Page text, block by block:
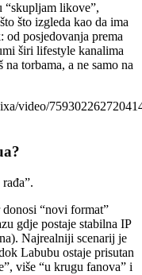
“skupljam likove”,
što izgleda kao da ima
od posjedovanja prema
širi lifestyle kanalima
torbama, a ne samo na
video/
“novi format”
gdje postaje stabilna IP
Najrealniji scenarij je
Labubu ostaje prisutan
više “u krugu fanova” i